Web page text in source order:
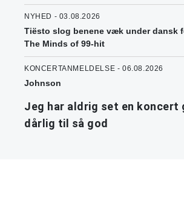
NYHED - 03.08.2026
Tiësto slog benene væk under dansk
The Minds of 99-hit
KONCERTANMELDELSE - 06.08.2026
Johnson
Jeg har aldrig set en koncert
dårlig til så god